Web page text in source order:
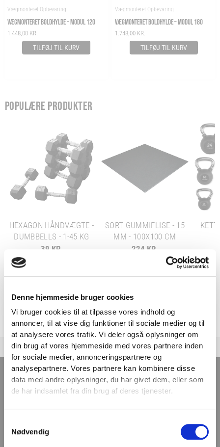
Denne hjemmeside bruger cookies
Vi bruger cookies til at tilpasse vores indhold og
annoncer, til at vise dig funktioner til sociale medier og til
at analysere vores trafik. Vi deler også oplysninger om
din brug af vores hjemmeside med vores partnere inden
for sociale medier, annonceringspartnere og
analysepartnere. Vores partnere kan kombinere disse
data med andre oplysninger, du har givet dem, eller som
de har indsamlet fra din brug af deres tjenester.
Nødvendig
Vægmonteret Opbevaring
VÆGMONTERET BOLDHYLDE – MODUL 120
1.448,00 KR.
TILFØJ TIL KURV
Vægmonteret Opbevaring
VÆGMONTERET BOLDHYLDE – MODUL 180
1.748,00 KR.
TILFØJ TIL KURV
POPULÆRE PRODUKTER
HEXAGON HÅNDVÆGTE -
DUMBBELLS - 1-45 KG
39 KR.
SORT GUMMIFLISE - 15
MM - 100X100 CM
224 KR.
TILMELD NYHEDSBREVET
Få nyheder, tips og tilbud smidt direkte i indbakken
– før alle andre. Ingen spam, kun styrke!
Email
VIND 2 VALGFRIE HÅNDVÆGTE 💥
Tilmeld dig nyhedsbrevet og deltag i
konkurrencen om 2 valgfrie
håndvægte. (Vælg selv vægten –
maks. 1.000 kr.)
Navn
Email